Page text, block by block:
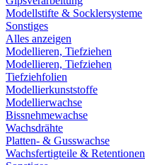
Modellstifte & Socklersysteme
Sonstiges
Alles anzeigen
Modellieren, Tiefziehen
Modellieren, Tiefziehen
Tiefziehfolien
Modellierkunststoffe
Modellierwachse
Bissnehmewachse
Wachsdrähte
Platten- & Gusswachse
Wachsfertigteile & Retentionen